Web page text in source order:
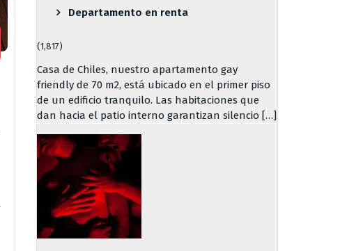
Departamento en renta
(1,817)
Casa de Chiles, nuestro apartamento gay
friendly de 70 m2, está ubicado en el primer piso
de un edificio tranquilo. Las habitaciones que
dan hacia el patio interno garantizan silencio […]